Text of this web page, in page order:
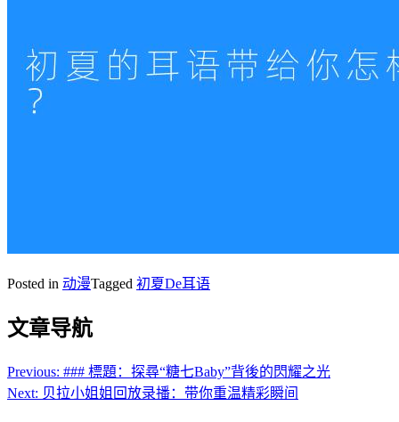
Posted in 动漫Tagged 初夏De耳语
文章导航
Previous: ### 標題：探尋“糖七Baby”背後的閃耀之光
Next: 贝拉小姐姐回放录播：带你重温精彩瞬间